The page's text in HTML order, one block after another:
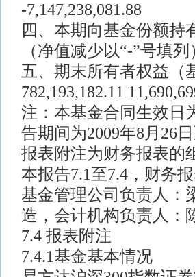
-7,147,238,081.88
四、本期向基金份额持
（净值减少以“-”号填列
五、期末所有者权益（
782,193,182.11
注：本基金合同生效日
告期间为2009年8月26
报表附注为财务报表的
本报告7.1至7.4，财务
基金管理公司负责人：
造，会计机构负责人：
7.4 报表附注
7.4.1基金基本情况